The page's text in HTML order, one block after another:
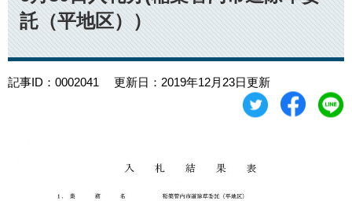
文
へ
託（平地区））
記事ID：0002041 更新日：2019年12月23日更新